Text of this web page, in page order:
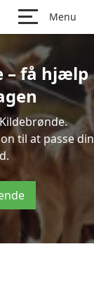
Menu
– få hjælp
til at passe din